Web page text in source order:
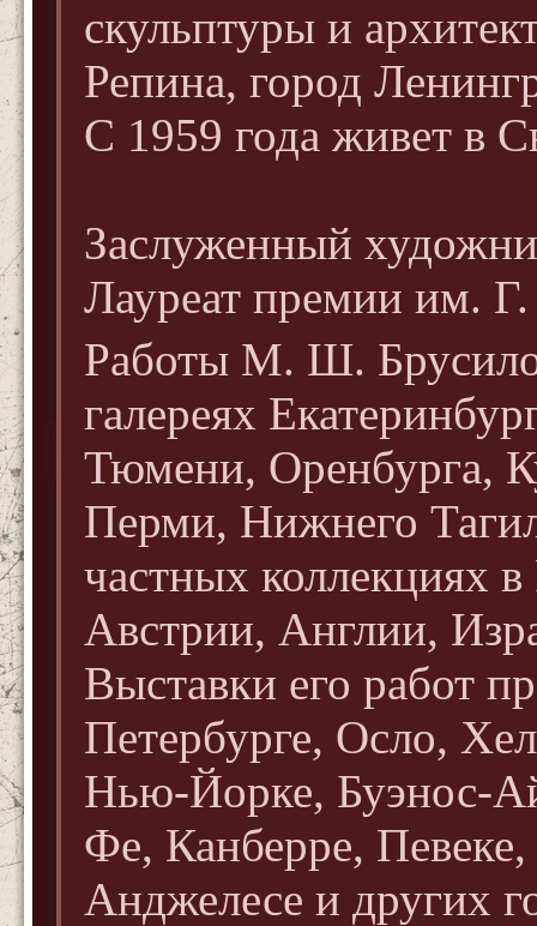
скульптуры и
Репина, город
С 1959 года живет в
Заслуженный
Лауреат премии им.
Работы М. Ш.
галереях
Тюмени, Оренбурга,
Перми, Нижнего
частных коллекциях
Австрии, Англии,
Выставки его работ
Петербурге, Осло,
Нью-Йорке, Буэнос-
Фе, Канберре,
Анджелесе и других